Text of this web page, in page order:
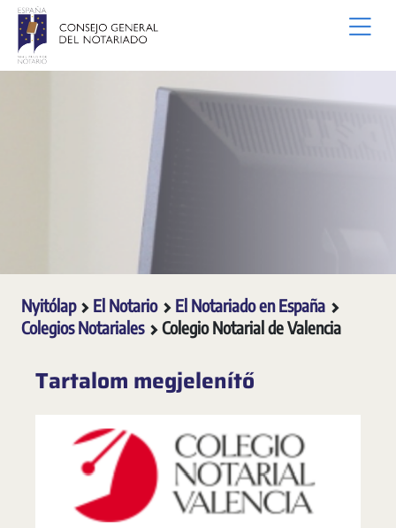
Ugrás a fő tartalomhoz
Nyitólap El Notario
El Notariado en España
Colegios Notariales
Colegio Notarial de Valencia
Tartalom megjelenítő